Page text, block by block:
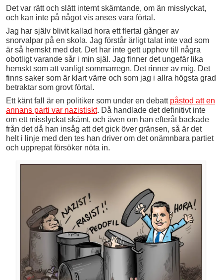
Det var rätt och slätt internt skämtande, om än misslyckat,
och kan inte på något vis anses vara förtal.
Jag har själv blivit kallad hora ett flertal gånger av
snorvalpar på en skola. Jag förstår ärligt talat inte vad som
är så hemskt med det. Det har inte gett upphov till några
obotligt varande sår i min själ. Jag finner det ungefär lika
hemskt som att vanligt sommarregn. Det rinner av mig. Det
finns saker som är klart värre och som jag i allra högsta grad
betraktar som grovt förtal.
Ett känt fall är en politiker som under en debatt påstod att en
annans parti var nazistiskt. Då handlade det definitivt inte
om ett misslyckat skämt, och även om han efteråt backade
från det då han insåg att det gick över gränsen, så är det
helt i linje med den tes han driver om det onämnbara partiet
och upprepat försöker nöta in.